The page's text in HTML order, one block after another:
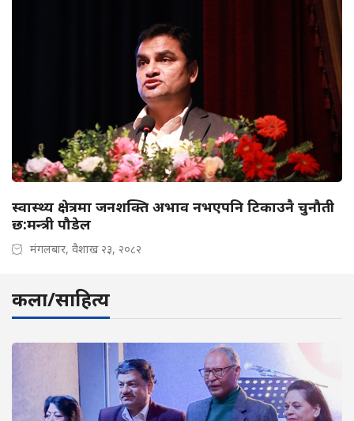
स्वास्थ्य क्षेत्रमा जनशक्ति अभाव नभएपनि टिकाउनै चुनौती
छ:मन्त्री पौडेल
मंगलबार, वैशाख २३, २०८२
कला/साहित्य